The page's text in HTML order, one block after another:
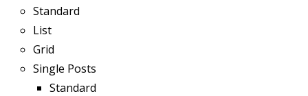
Standard
List
Grid
Single Posts
Standard